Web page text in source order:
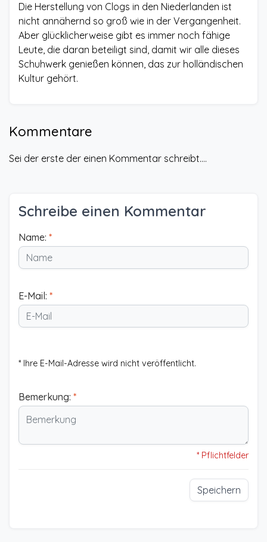
Die Herstellung von Clogs in den Niederlanden ist
nicht annähernd so groß wie in der Vergangenheit.
Aber glücklicherweise gibt es immer noch fähige
Leute, die daran beteiligt sind, damit wir alle dieses
Schuhwerk genießen können, das zur holländischen
Kultur gehört.
Kommentare
Sei der erste der einen Kommentar schreibt....
Schreibe einen Kommentar
Name: *
E-Mail: *
* Ihre E-Mail-Adresse wird nicht veröffentlicht.
Bemerkung: *
* Pflichtfelder
Speichern